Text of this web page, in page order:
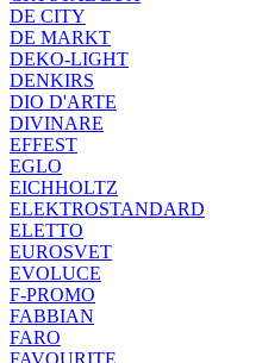
DE CITY
DE MARKT
DEKO-LIGHT
DENKIRS
DIO D'ARTE
DIVINARE
EFFEST
EGLO
EICHHOLTZ
ELEKTROSTANDARD
ELETTO
EUROSVET
EVOLUCE
F-PROMO
FABBIAN
FARO
FAVOURITE